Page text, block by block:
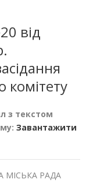
від
комітету
з текстом
Завантажити
МІСЬКА РАДА